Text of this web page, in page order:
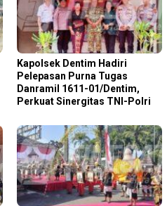
Kapolsek Dentim Hadiri
Pelepasan Purna Tugas
Danramil 1611-01/Dentim,
Perkuat Sinergitas TNI-Polri